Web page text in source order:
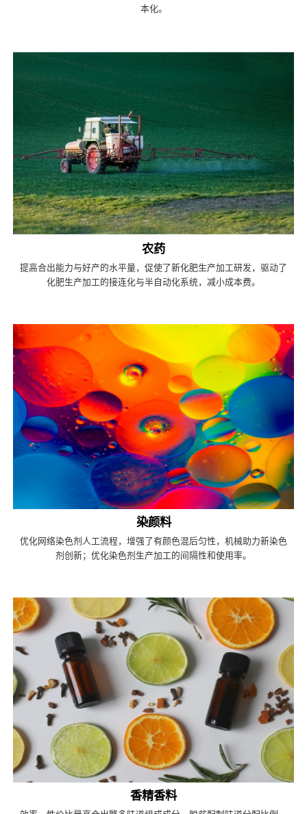
本化。
农药
提高合出能力与好产的水平量，促使了新化肥生产加工研发，驱动了
化肥生产加工的接连化与半自动化系统，减小成本费。
染颜料
优化网络染色剂人工流程，增强了有颜色混后匀性，机械助力新染色
剂创新；优化染色剂生产加工的间隔性和使用率。
香精香料